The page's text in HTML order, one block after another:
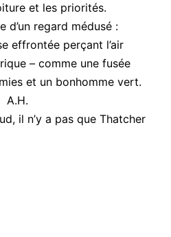
et les priorités.
d’un regard médusé :
effrontée perçant l’air
– comme une fusée
et un bonhomme vert.
A.H.
il n’y a pas que Thatcher